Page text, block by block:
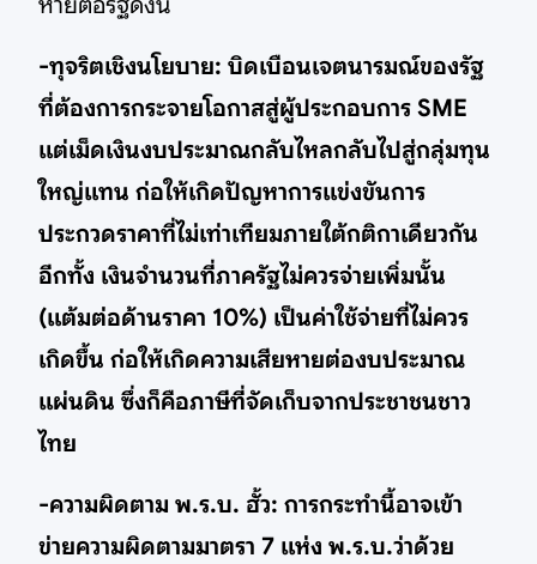
-ทุจริตเชิงนโยบาย: บิดเบือนเจตนารมณ์ของรัฐ
ที่ต้องการกระจายโอกาสสู่ผู้ประกอบการ SME
แต่เม็ดเงินงบประมาณกลับไหลกลับไปสู่กลุ่มทุน
ใหญ่แทน ก่อให้เกิดปัญหาการแข่งขันการ
ประกวดราคาที่ไม่เท่าเทียมภายใต้กติกาเดียวกัน
อีกทั้ง เงินจำนวนที่ภาครัฐไม่ควรจ่ายเพิ่มนั้น
(แต้มต่อด้านราคา 10%) เป็นค่าใช้จ่ายที่ไม่ควร
เกิดขึ้น ก่อให้เกิดความเสียหายต่องบประมาณ
แผ่นดิน ซึ่งก็คือภาษีที่จัดเก็บจากประชาชนชาว
ไทย
-ความผิดตาม พ.ร.บ. ฮั้ว: การกระทำนี้อาจเข้า
ข่ายความผิดตามมาตรา 7 แห่ง พ.ร.บ.ว่าด้วย